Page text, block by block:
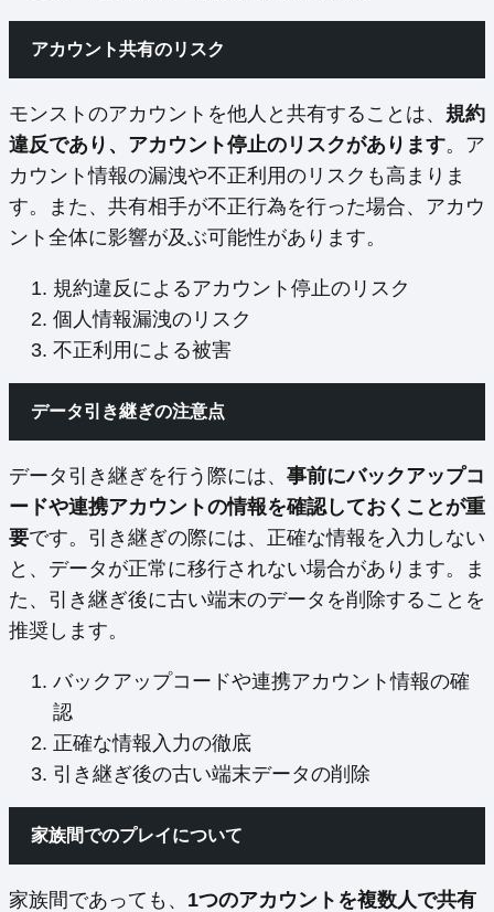
アカウント共有のリスク
モンストのアカウントを他人と共有することは、 規約
違反であり、アカウント停止のリスクがあります。ア
カウント情報の漏洩や不正利用のリスクも高まりま
す。また、共有相手が不正行為を行った場合、アカウ
ント全体に影響が及ぶ可能性があります。
規約違反によるアカウント停止のリスク
個人情報漏洩のリスク
不正利用による被害
データ引き継ぎの注意点
データ引き継ぎを行う際には、 事前にバックアップコ
ードや連携アカウントの情報を確認しておくことが重
要です。引き継ぎの際には、正確な情報を入力しない
と、データが正常に移行されない場合があります。ま
た、引き継ぎ後に古い端末のデータを削除することを
推奨します。
バックアップコードや連携アカウント情報の確
認
正確な情報入力の徹底
引き継ぎ後の古い端末データの削除
家族間でのプレイについて
家族間であっても、 1つのアカウントを複数人で共有